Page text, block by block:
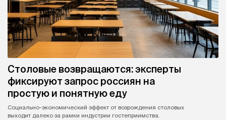
Столовые возвращаются: эксперты
фиксируют запрос россиян на
простую и понятную еду
Социально-экономический эффект от возрождения столовых
выходит далеко за рамки индустрии гостеприимства.